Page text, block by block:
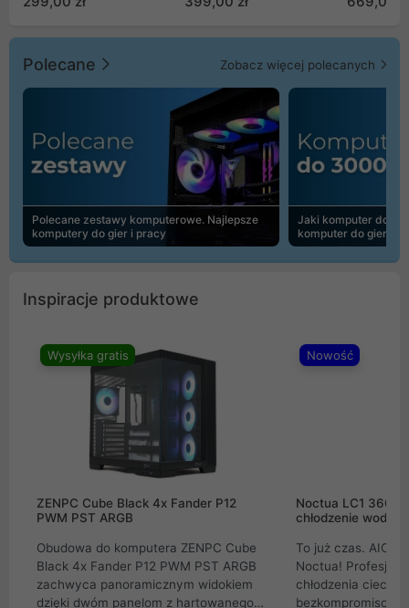
Polecane Zobacz więcej polecanych
Polecane zestawy komputerowe. Najlepsze
komputery do gier i pracy
Jaki komputer do
komputer do gier |
Inspiracje produktowe
Wysyłka gratis
ZENPC Cube Black 4x Fander P12
PWM PST ARGB
Obudowa do komputera ZENPC Cube
Black 4x Fander P12 PWM PST ARGB
zachwyca panoramicznym widokiem
dzięki dwóm panelom z hartowanego
Nowość
Noctua LC1
chłodzenie wodne
To już czas. AIO
Noctua!
chłodzenia cieczą